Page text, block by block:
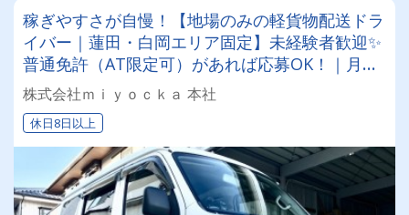
稼ぎやすさが自慢！【地場のみの軽貨物配送ドラ
イバー｜蓮田・白岡エリア固定】未経験者歓迎✨
普通免許（AT限定可）があれば応募OK！｜月給
30万～70万円｜完全週休2日制＆残業なし
株式会社ｍｉｙｏｃｋａ 本社
休日8日以上